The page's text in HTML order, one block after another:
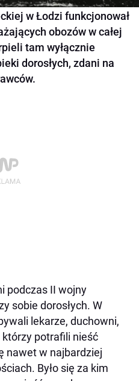
w Łodzi funkcjonował
obozów w całej
tam wyłącznie
dorosłych, zdani na
podczas II wojny
sobie dorosłych. W
lekarze, duchowni,
potrafili nieść
nawet w najbardziej
Było się za kim